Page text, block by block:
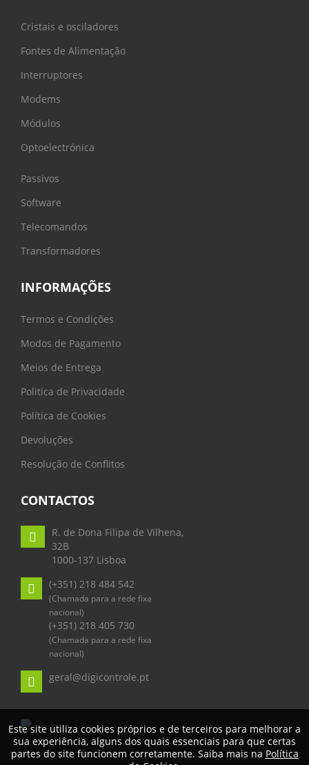
Cristais e osciladores
Fontes de Alimentação
Interruptores
Modems
Módulos
Optoelectrónica
Passivos
Software
Telecomandos
Transformadores
INFORMAÇÕES
Termos e Condições
Modos de Pagamento
Meios de Entrega
Politica de Privacidade
Política de Cookies
Devoluções
Resolução de Conflitos
CONTACTOS
R. de Dona Filipa de Vilhena,
32B
1000-137 Lisboa
(+351) 218 484 542
(Chamada para a rede fixa
nacional)
(+351) 218 405 730
(Chamada para a rede fixa
nacional)
geral@digicontrole.pt
Este site utiliza cookies próprios e de terceiros para melhorar a
sua experiência, alguns dos quais essenciais para que certas
partes do site funcionem corretamente. Saiba mais na Política